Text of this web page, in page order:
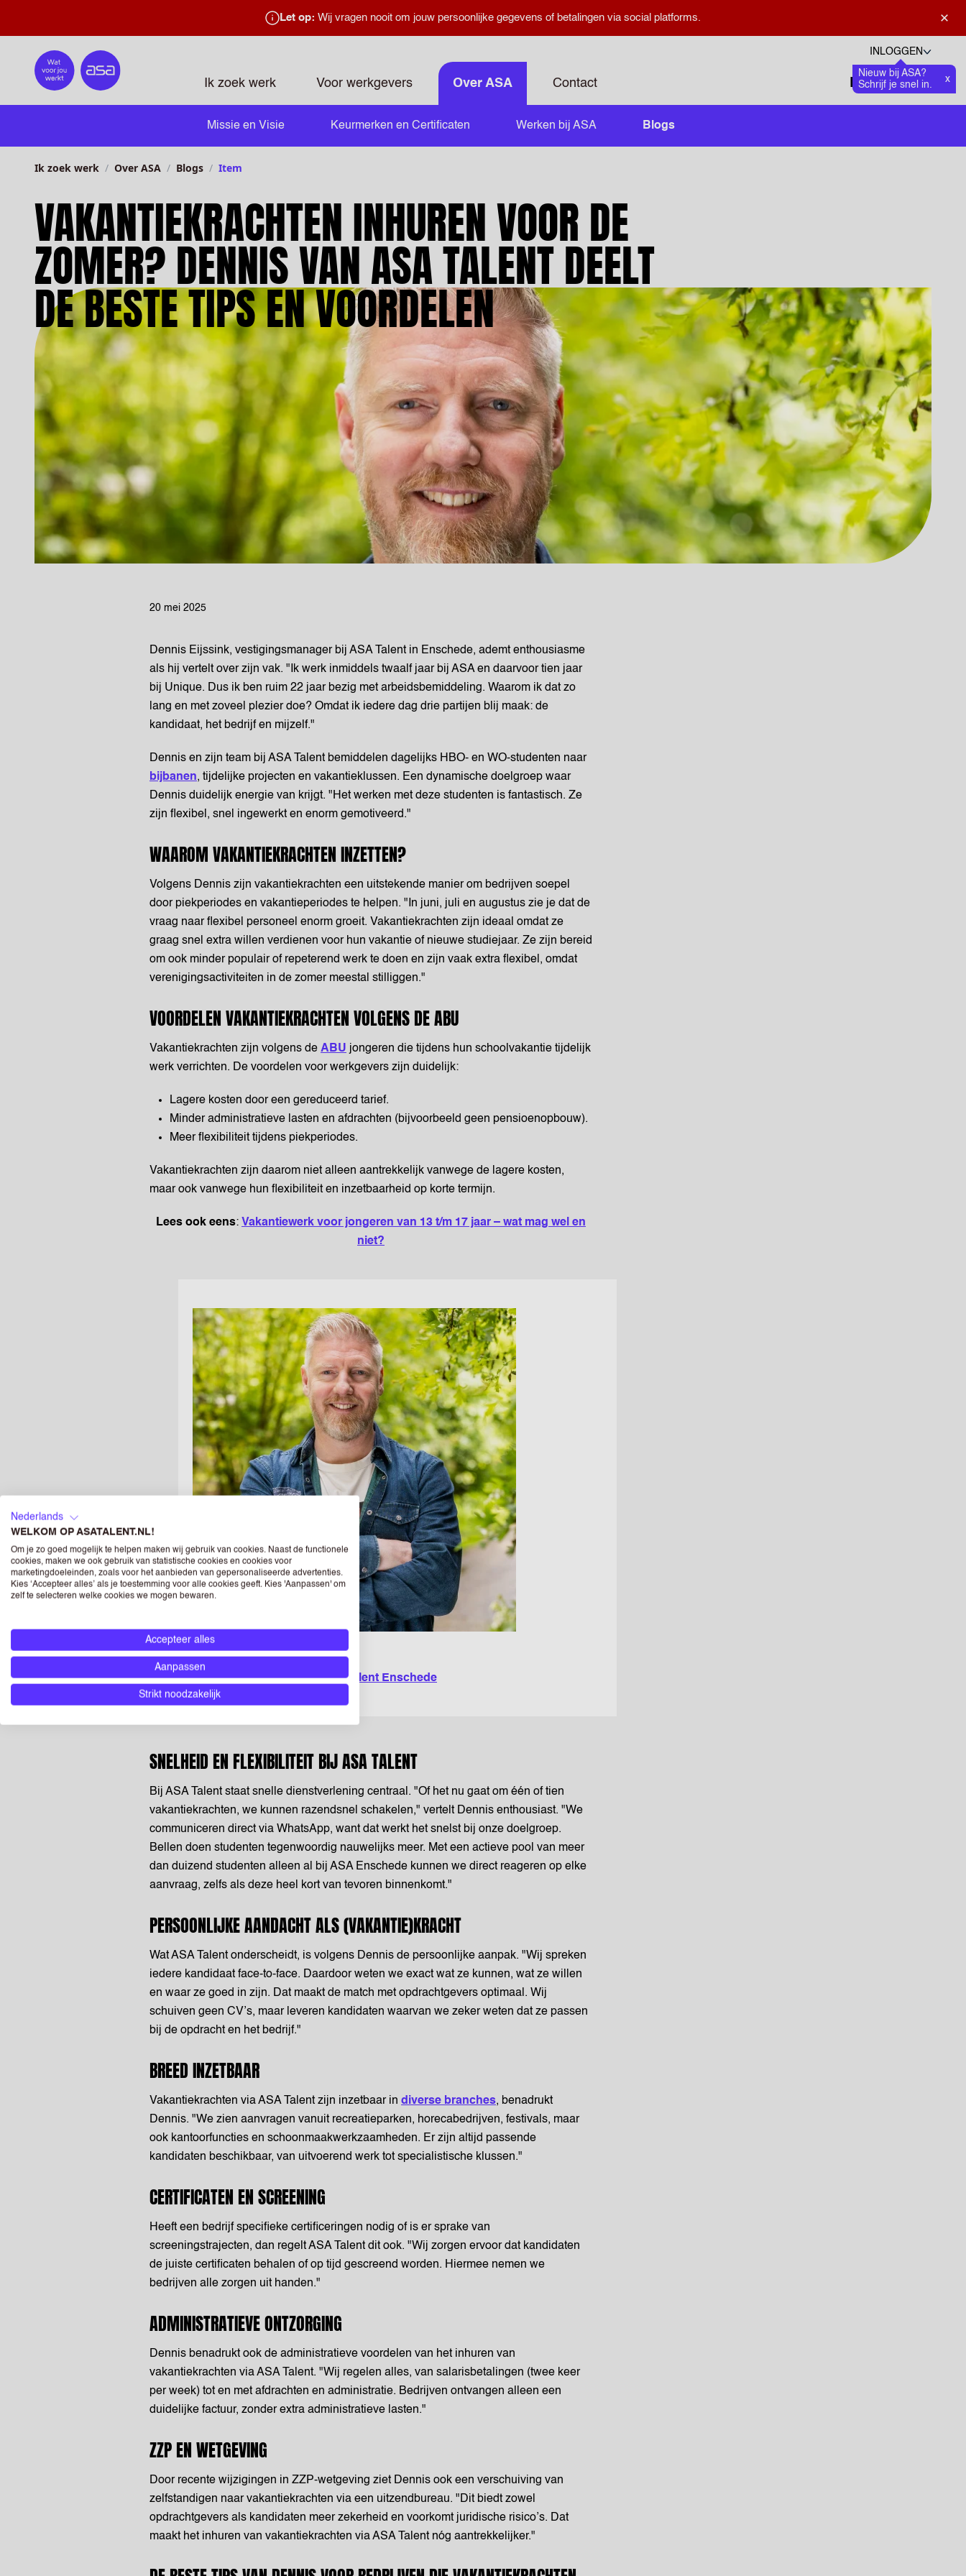
×
Let op: Wij vragen nooit om jouw persoonlijke gegevens of betalingen via social platforms.
Home
INLOGGEN
Nieuw bij ASA?
Schrijf je snel in.
x
Ik zoek werk Voor werkgevers Over ASA Contact
Talen
Zoeken openen
0
Missie en Visie Keurmerken en Certificaten Werken bij ASA Blogs
Ik zoek werk Over ASA Blogs Item
VAKANTIEKRACHTEN INHUREN VOOR DE
ZOMER? DENNIS VAN ASA TALENT DEELT
DE BESTE TIPS EN VOORDELEN
20 mei 2025
Dennis Eijssink, vestigingsmanager bij ASA Talent in Enschede, ademt enthousiasme
als hij vertelt over zijn vak. "Ik werk inmiddels twaalf jaar bij ASA en daarvoor tien jaar
bij Unique. Dus ik ben ruim 22 jaar bezig met arbeidsbemiddeling. Waarom ik dat zo
lang en met zoveel plezier doe? Omdat ik iedere dag drie partijen blij maak: de
kandidaat, het bedrijf en mijzelf."
Dennis en zijn team bij ASA Talent bemiddelen dagelijks HBO- en WO-studenten naar
bijbanen, tijdelijke projecten en vakantieklussen. Een dynamische doelgroep waar
Dennis duidelijk energie van krijgt. "Het werken met deze studenten is fantastisch. Ze
zijn flexibel, snel ingewerkt en enorm gemotiveerd."
WAAROM VAKANTIEKRACHTEN INZETTEN?
Volgens Dennis zijn vakantiekrachten een uitstekende manier om bedrijven soepel
door piekperiodes en vakantieperiodes te helpen. "In juni, juli en augustus zie je dat de
vraag naar flexibel personeel enorm groeit. Vakantiekrachten zijn ideaal omdat ze
graag snel extra willen verdienen voor hun vakantie of nieuwe studiejaar. Ze zijn bereid
om ook minder populair of repeterend werk te doen en zijn vaak extra flexibel, omdat
verenigingsactiviteiten in de zomer meestal stilliggen."
VOORDELEN VAKANTIEKRACHTEN VOLGENS DE ABU
Vakantiekrachten zijn volgens de ABU jongeren die tijdens hun schoolvakantie tijdelijk
werk verrichten. De voordelen voor werkgevers zijn duidelijk:
Lagere kosten door een gereduceerd tarief.
Minder administratieve lasten en afdrachten (bijvoorbeeld geen pensioenopbouw).
Meer flexibiliteit tijdens piekperiodes.
Vakantiekrachten zijn daarom niet alleen aantrekkelijk vanwege de lagere kosten,
maar ook vanwege hun flexibiliteit en inzetbaarheid op korte termijn.
Lees ook eens: Vakantiewerk voor jongeren van 13 t/m 17 jaar – wat mag wel en
niet?
CONNECT MET DENNIS:
Dennis zijn LinkedInofASA Talent Enschede
SNELHEID EN FLEXIBILITEIT BIJ ASA TALENT
Bij ASA Talent staat snelle dienstverlening centraal. "Of het nu gaat om één of tien
vakantiekrachten, we kunnen razendsnel schakelen," vertelt Dennis enthousiast. "We
communiceren direct via WhatsApp, want dat werkt het snelst bij onze doelgroep.
Bellen doen studenten tegenwoordig nauwelijks meer. Met een actieve pool van meer
dan duizend studenten alleen al bij ASA Enschede kunnen we direct reageren op elke
aanvraag, zelfs als deze heel kort van tevoren binnenkomt."
PERSOONLIJKE AANDACHT ALS (VAKANTIE)KRACHT
Wat ASA Talent onderscheidt, is volgens Dennis de persoonlijke aanpak. "Wij spreken
iedere kandidaat face-to-face. Daardoor weten we exact wat ze kunnen, wat ze willen
en waar ze goed in zijn. Dat maakt de match met opdrachtgevers optimaal. Wij
schuiven geen CV’s, maar leveren kandidaten waarvan we zeker weten dat ze passen
bij de opdracht en het bedrijf."
BREED INZETBAAR
Vakantiekrachten via ASA Talent zijn inzetbaar in diverse branches, benadrukt
Dennis. "We zien aanvragen vanuit recreatieparken, horecabedrijven, festivals, maar
ook kantoorfuncties en schoonmaakwerkzaamheden. Er zijn altijd passende
kandidaten beschikbaar, van uitvoerend werk tot specialistische klussen."
CERTIFICATEN EN SCREENING
Heeft een bedrijf specifieke certificeringen nodig of is er sprake van
screeningstrajecten, dan regelt ASA Talent dit ook. "Wij zorgen ervoor dat kandidaten
de juiste certificaten behalen of op tijd gescreend worden. Hiermee nemen we
bedrijven alle zorgen uit handen."
ADMINISTRATIEVE ONTZORGING
Dennis benadrukt ook de administratieve voordelen van het inhuren van
vakantiekrachten via ASA Talent. "Wij regelen alles, van salarisbetalingen (twee keer
per week) tot en met afdrachten en administratie. Bedrijven ontvangen alleen een
duidelijke factuur, zonder extra administratieve lasten."
ZZP EN WETGEVING
Door recente wijzigingen in ZZP-wetgeving ziet Dennis ook een verschuiving van
zelfstandigen naar vakantiekrachten via een uitzendbureau. "Dit biedt zowel
opdrachtgevers als kandidaten meer zekerheid en voorkomt juridische risico’s. Dat
maakt het inhuren van vakantiekrachten via ASA Talent nóg aantrekkelijker."
Nederlands
WELKOM OP ASATALENT.NL!
Om je zo goed mogelijk te helpen maken wij gebruik van cookies. Naast de functionele
cookies, maken we ook gebruik van statistische cookies en cookies voor
marketingdoeleinden, zoals voor het aanbieden van gepersonaliseerde advertenties.
Kies ‘Accepteer alles’ als je toestemming voor alle cookies geeft. Kies 'Aanpassen' om
zelf te selecteren welke cookies we mogen bewaren.
Accepteer alles
Aanpassen
Strikt noodzakelijk